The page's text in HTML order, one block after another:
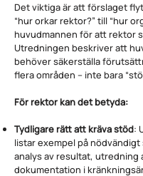
Det viktiga är att förslaget
“hur orkar rektor?” till “hur
huvudmannen för att rektor
Utredningen beskriver att
behöver säkerställa
flera områden – inte bara
För rektor kan det betyda:
Tydligare rätt att kräva stöd:
listar exempel på
analys av resultat, utredning
dokumentation i